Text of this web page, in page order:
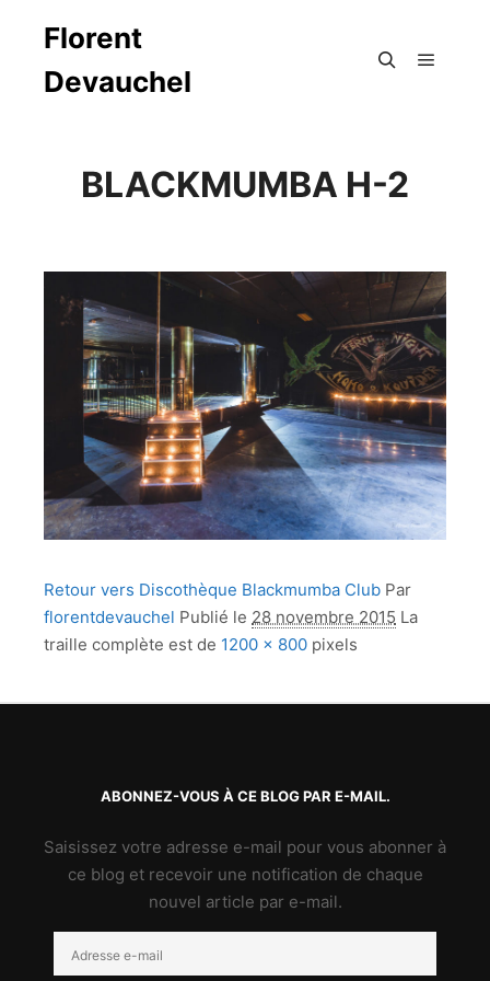
Florent
Devauchel
BLACKMUMBA H-2
Retour vers Discothèque Blackmumba Club Par
florentdevauchel Publié le 28 novembre 2015 La
traille complète est de 1200 × 800 pixels
ABONNEZ-VOUS À CE BLOG PAR E-MAIL.
Saisissez votre adresse e-mail pour vous abonner à
ce blog et recevoir une notification de chaque
nouvel article par e-mail.
e-